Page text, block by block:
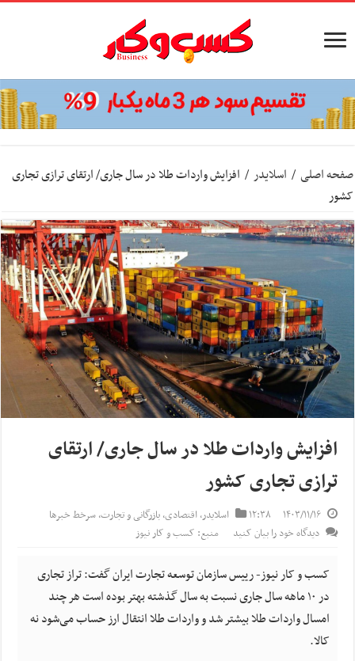
صفحه اصلی / اسلایدر / افزایش واردات طلا در سال جاری/ ارتقای ترازی تجاری
کشور
افزایش واردات طلا در سال جاری/ ارتقای
ترازی تجاری کشور
۱۴۰۳/۱۱/۱۶ ۱۲:۳۸ اسلایدر,اقتصادی,بازرگانی و تجارت,سرخط خبرها
دیدگاه خود را بیان کنید
منبع: کسب و کار نیوز
کسب و کار نیوز- رییس سازمان توسعه تجارت ایران گفت: تراز تجاری
در ۱۰ ماهه سال جاری نسبت به سال گذشته بهتر بوده است هر چند
امسال واردات طلا بیشتر شد و واردات طلا انتقال ارز حساب می‌شود نه
کالا.